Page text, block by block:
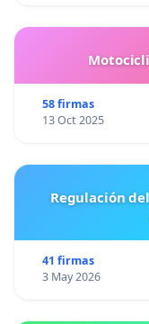
58 firmas
13 Oct 2025
Regulación
41 firmas
3 May 2026